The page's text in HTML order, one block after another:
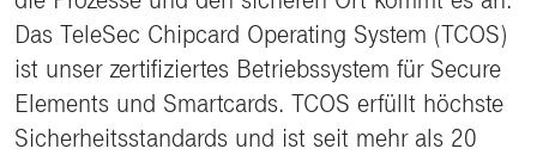
Das TeleSec Chipcard Operating System (TCOS)
ist unser zertifiziertes Betriebssystem für Secure
Elements und Smartcards. TCOS erfüllt höchste
Sicherheitsstandards und ist seit mehr als 20